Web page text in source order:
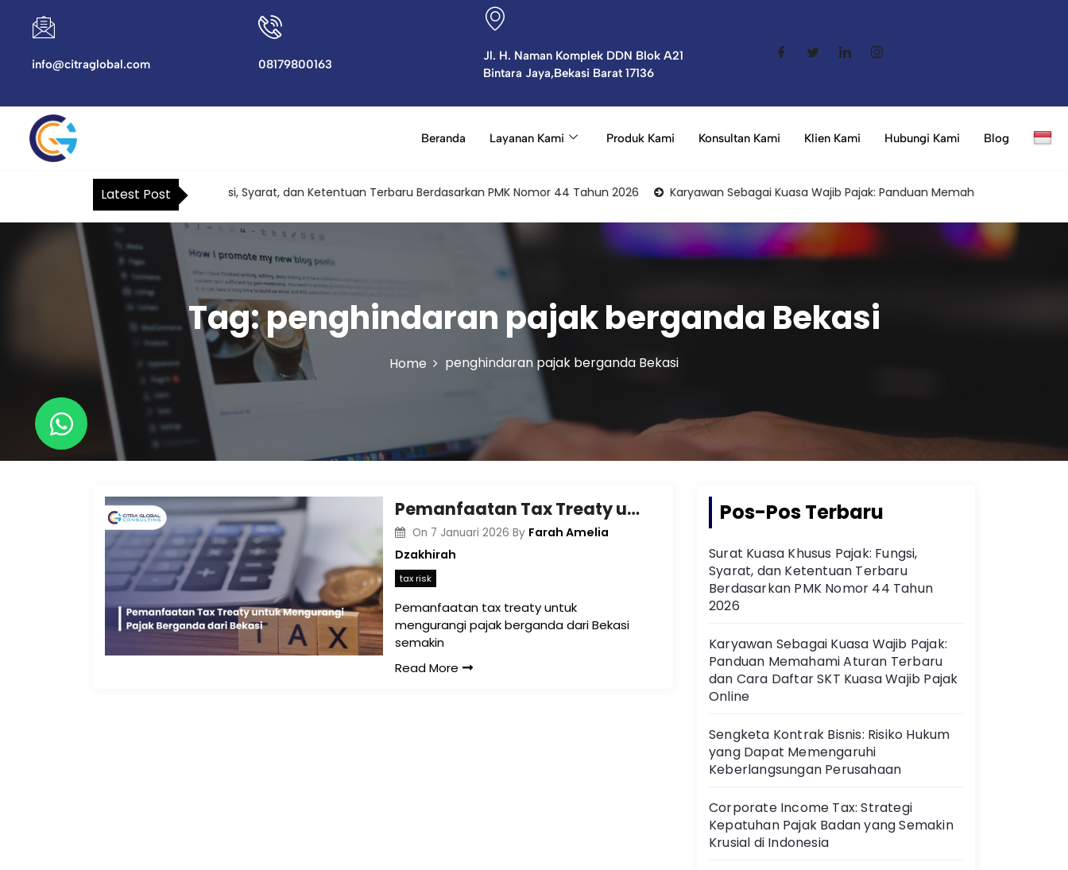
info@citraglobal.com 08179800163
Jl. H. Naman Komplek DDN Blok A21
Bintara Jaya,Bekasi Barat 17136
Beranda Layanan Kami Produk Kami Konsultan Kami Klien Kami Hubungi Kami Blog
Latest Post
Surat Kuasa Khusus Pajak: Fungsi, Syarat, dan Ketentuan Terbaru Berdasarkan PMK Nomor 44 Tahun 2026 Karyawan Sebagai Kuasa Wajib Pajak: Panduan Memahami Aturan Terbaru
Tag:penghindaran pajak berganda Bekasi
Home penghindaran pajak berganda Bekasi
Pemanfaatan Tax Treaty untuk Mengurangi Pajak Berganda dari Bekasi
On 7 Januari 2026 By Farah Amelia
Dzakhirah
tax risk
Pemanfaatan tax treaty untuk
mengurangi pajak berganda dari Bekasi
semakin
Read More
Pos-Pos Terbaru
Surat Kuasa Khusus Pajak: Fungsi,
Syarat, dan Ketentuan Terbaru
Berdasarkan PMK Nomor 44 Tahun
2026
Karyawan Sebagai Kuasa Wajib Pajak:
Panduan Memahami Aturan Terbaru
dan Cara Daftar SKT Kuasa Wajib Pajak
Online
Sengketa Kontrak Bisnis: Risiko Hukum
yang Dapat Memengaruhi
Keberlangsungan Perusahaan
Corporate Income Tax: Strategi
Kepatuhan Pajak Badan yang Semakin
Krusial di Indonesia